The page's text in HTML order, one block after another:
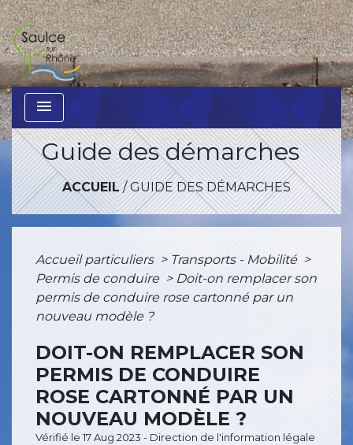
menu
Guide des démarches
ACCUEIL/GUIDE DES DÉMARCHES
Accueil particuliers > Transports - Mobilité >
Permis de conduire > Doit-on remplacer son
permis de conduire rose cartonné par un
nouveau modèle ?
DOIT-ON REMPLACER SON
PERMIS DE CONDUIRE
ROSE CARTONNÉ PAR UN
NOUVEAU MODÈLE ?
Vérifié le 17 Aug 2023 - Direction de l'information légale